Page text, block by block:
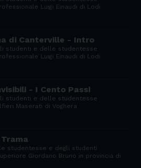
Luigi Einaudi di Lodi
di Canterville - Intro
studenti e delle studentesse
Luigi Einaudi di Lodi
- I Cento Passi
studenti e delle studentesse
Maserati di Voghera
studentesse e degli studenti
Giordano Bruno in provincia di